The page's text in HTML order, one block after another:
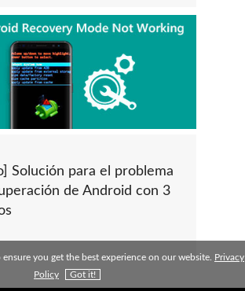
Solución para el problema
de Android con 3
you get the best experience on our website. Privacy
Policy
Got it!